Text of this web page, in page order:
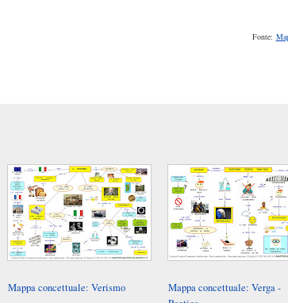
Fonte:
Mappa concettuale: Verismo
Mappa concettuale: Verga -